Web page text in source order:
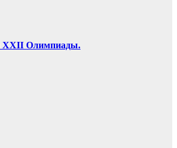
XXII Олимпиады.